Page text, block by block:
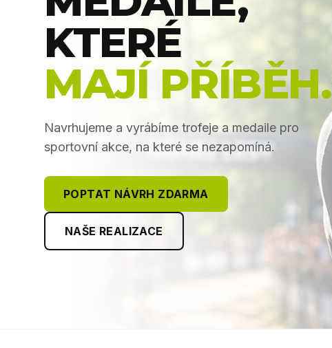
KTERÉ
MAJÍ PŘÍBĚH.
Navrhujeme a vyrábíme trofeje a medaile pro
sportovní akce, na které se nezapomíná.
POPTAT NÁVRH ZDARMA
NAŠE REALIZACE